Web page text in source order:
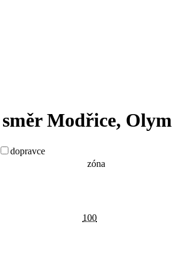
směrModřice,
dopravce
zóna
100